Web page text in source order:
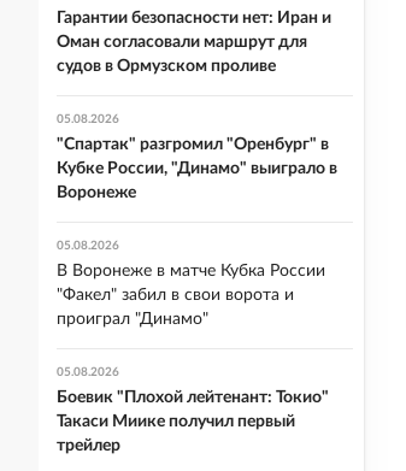
Гарантии безопасности нет: Иран и
Оман согласовали маршрут для
судов в Ормузском проливе
05.08.2026
"Спартак" разгромил "Оренбург" в
Кубке России, "Динамо" выиграло в
Воронеже
05.08.2026
В Воронеже в матче Кубка России
"Факел" забил в свои ворота и
проиграл "Динамо"
05.08.2026
Боевик "Плохой лейтенант: Токио"
Такаси Миике получил первый
трейлер